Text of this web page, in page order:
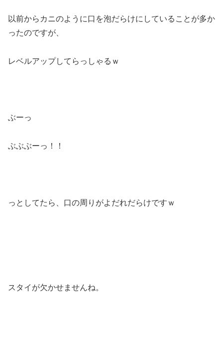
以前からカニのように口を泡だらけにしていることが多か
ったのですが、
レベルアップしてらっしゃるｗ
ぶーっ
ぶぶぶーっ！！
っとしてたら、口の周りがよだれだらけですｗ
スタイが欠かせませんね。